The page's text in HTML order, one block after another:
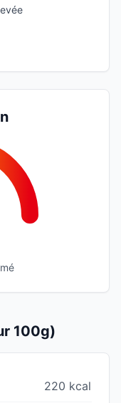
100g)
220 kcal